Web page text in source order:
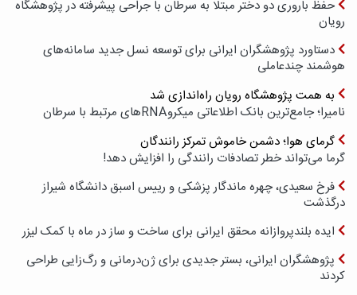
حفظ باروری دو دختر مبتلا به سرطان با جراحی پیشرفته در پژوهشگاه
رویان
دستاورد پژوهشگران ایرانی برای توسعه نسل جدید سامانه‌های
هوشمند چندعاملی
به همت پژوهشگاه رویان راه‌اندازی شد
نامیرا؛ جامع‌ترین بانک اطلاعاتی میکروRNAهای مرتبط با سرطان
گرمای هوا؛ دشمن خاموش تمرکز رانندگان
گرما می‌تواند خطر تصادفات رانندگی را افزایش دهد!
فرخ سعیدی، چهره ماندگار پزشکی و رییس اسبق دانشگاه شیراز
درگذشت
ایده بلندپروازانه محقق ایرانی برای ساخت و ساز در ماه با کمک لیزر
پژوهشگران ایرانی، بستر جدیدی برای ژن‌درمانی و رگ‌زایی طراحی
کردند